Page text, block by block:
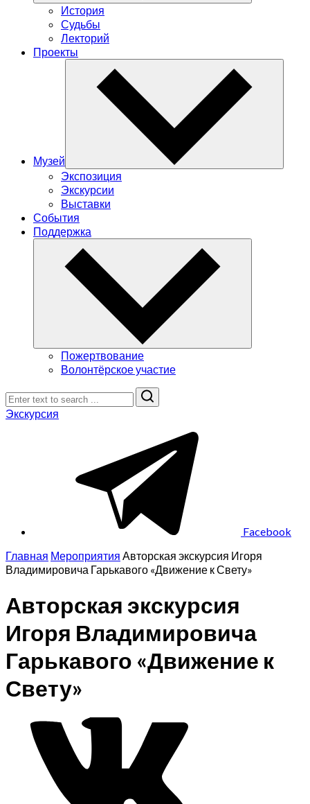
История
Судьбы
Лекторий
Проекты
Музей
Экспозиция
Экскурсии
Выставки
События
Поддержка
Пожертвование
Волонтёрское участие
Search
Экскурсия
Facebook
Главная Мероприятия Авторская экскурсия Игоря
Владимировича Гарькавого «Движение к Свету»
Авторская экскурсия
Игоря Владимировича
Гарькавого «Движение к
Свету»